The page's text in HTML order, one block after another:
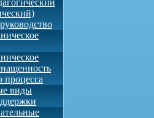
процесса
виды